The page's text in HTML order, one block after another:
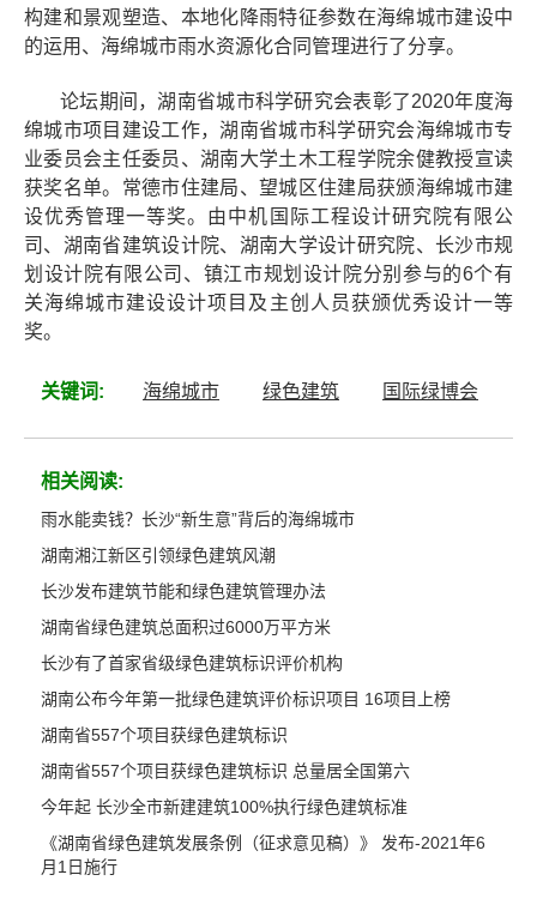
构建和景观塑造、本地化降雨特征参数在海绵城市建设中
的运用、海绵城市雨水资源化合同管理进行了分享。
论坛期间，湖南省城市科学研究会表彰了2020年度海
绵城市项目建设工作，湖南省城市科学研究会海绵城市专
业委员会主任委员、湖南大学土木工程学院余健教授宣读
获奖名单。常德市住建局、望城区住建局获颁海绵城市建
设优秀管理一等奖。由中机国际工程设计研究院有限公
司、湖南省建筑设计院、湖南大学设计研究院、长沙市规
划设计院有限公司、镇江市规划设计院分别参与的6个有
关海绵城市建设设计项目及主创人员获颁优秀设计一等
奖。
关键词: 海绵城市 绿色建筑 国际绿博会
相关阅读:
雨水能卖钱？长沙“新生意”背后的海绵城市
湖南湘江新区引领绿色建筑风潮
长沙发布建筑节能和绿色建筑管理办法
湖南省绿色建筑总面积过6000万平方米
长沙有了首家省级绿色建筑标识评价机构
湖南公布今年第一批绿色建筑评价标识项目 16项目上榜
湖南省557个项目获绿色建筑标识
湖南省557个项目获绿色建筑标识 总量居全国第六
今年起 长沙全市新建建筑100%执行绿色建筑标准
《湖南省绿色建筑发展条例（征求意见稿）》 发布-2021年6
月1日施行